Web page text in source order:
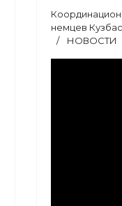
немцев
НОВОСТИ